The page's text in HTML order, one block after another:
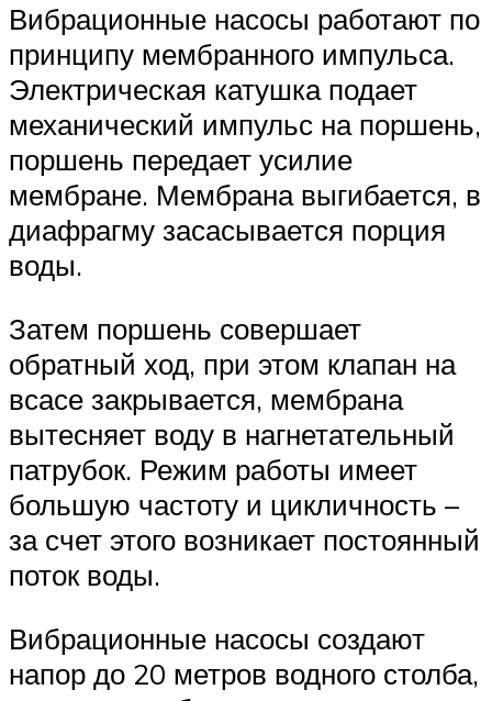
Вибрационные насосы работают по
принципу мембранного импульса.
Электрическая катушка подает
механический импульс на поршень,
поршень передает усилие
мембране. Мембрана выгибается, в
диафрагму засасывается порция
воды.
Затем поршень совершает
обратный ход, при этом клапан на
всасе закрывается, мембрана
вытесняет воду в нагнетательный
патрубок. Режим работы имеет
большую частоту и цикличность –
за счет этого возникает постоянный
поток воды.
Вибрационные насосы создают
напор до 20 метров водного столба,